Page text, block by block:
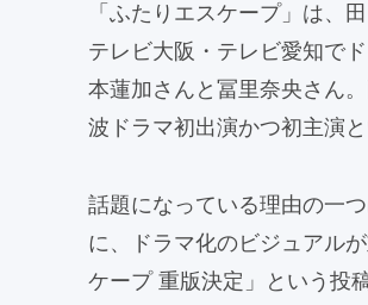
「ふたりエスケープ」は、
テレビ大阪・テレビ愛知で
本蓮加さんと冨里奈央さん
波ドラマ初出演かつ初主演
話題になっている理由の一
に、ドラマ化のビジュアル
ケープ 重版決定」という投